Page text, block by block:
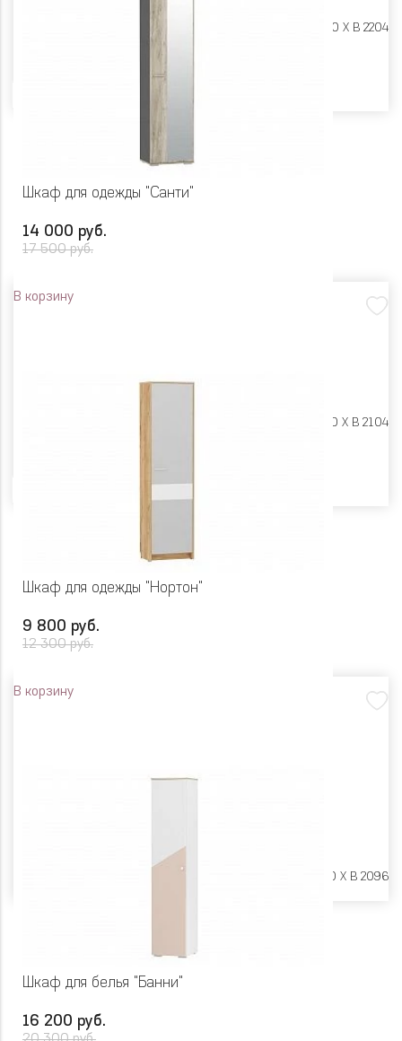
Ш 482 X Г 590 X В 2204
Шкаф для одежды "Санти"
14 000 руб.
17 500 руб.
В корзину
Ш 550 X Г 400 X В 2104
Шкаф для одежды "Нортон"
9 800 руб.
12 300 руб.
В корзину
Ш 550 X Г 400 X В 2096
Шкаф для белья "Банни"
16 200 руб.